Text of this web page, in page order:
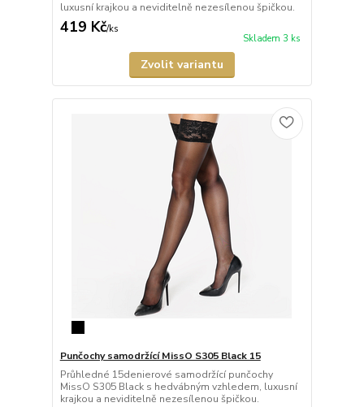
luxusní krajkou a neviditelně nezesílenou špičkou.
419 Kč/ks
Skladem 3 ks
Zvolit variantu
Punčochy samodržící MissO S305 Black 15
Průhledné 15denierové samodržící punčochy
MissO S305 Black s hedvábným vzhledem, luxusní
krajkou a neviditelně nezesílenou špičkou.